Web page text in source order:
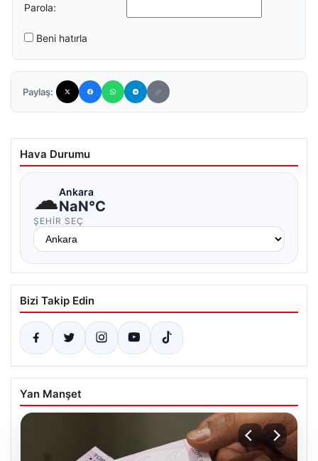
Parola:
Beni hatırla
Paylaş:
Hava Durumu
☁Ankara
NaN°C
ŞEHIR SEÇ
Bizi Takip Edin
Yan Manşet